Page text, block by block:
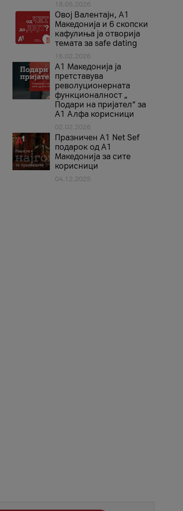
18.05.2026
Овој Валентајн, A1
Македонија и 6 скопски
кафулиња ја отворија
темата за safe dating
16.02.2026
А1 Македонија ја
претставува
револуционерната
функционалност „
Подари на пријател“ за
А1 Алфа корисници
02.02.2026
Празничен A1 Net Sеf
подарок од А1
Македонија за сите
корисници
04.12.2025